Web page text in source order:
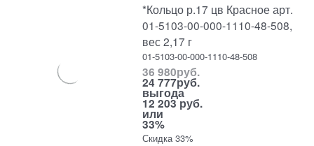
*Кольцо р.17 цв Красное арт.
01-5103-00-000-1110-48-508,
вес 2,17 г
01-5103-00-000-1110-48-508
36 980руб.
24 777руб.
выгода
12 203 руб.
или
33%
Скидка 33%